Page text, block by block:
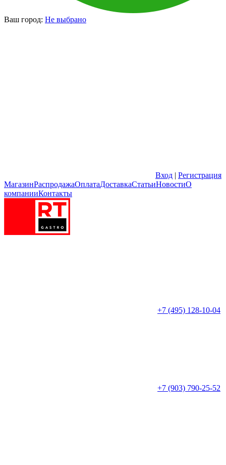
Ваш город: Не выбрано
Вход | Регистрация
МагазинРаспродажаОплатаДоставкаСтатьиНовостиО
компанииКонтакты
+7 (495) 128-10-04
+7 (903) 790-25-52